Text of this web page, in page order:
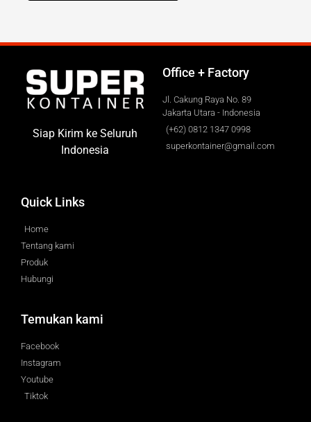
Siap Kirim ke Seluruh
Indonesia
Office + Factory
Jl. Cakung Raya No. 89
Jakarta Utara - Indonesia
(+62) 0812 1347 0998
superkontainer@gmail.com
Quick Links
Home
Tentang kami
Produk
Hubungi
Temukan kami
Facebook
Instagram
Youtube
Tiktok